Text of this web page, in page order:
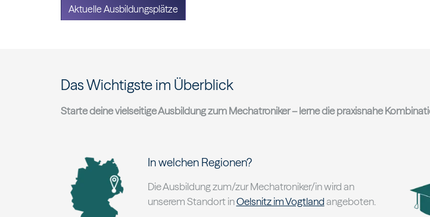
Aktuelle Ausbildungsplätze
Das Wichtigste im Überblick
Starte deine vielseitige Ausbildung zum Mechatroniker – lerne die praxisnahe
In welchen Regionen?
Die Ausbildung zum/zur Mechatroniker/in wird an
unserem Standort inOelsnitz im Vogtlandangeboten.